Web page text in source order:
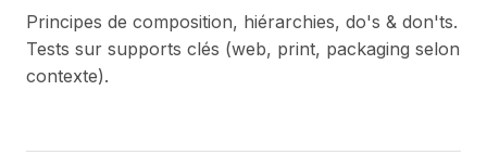
Principes de composition, hiérarchies, do's & don'ts.
Tests sur supports clés (web, print, packaging selon
contexte).